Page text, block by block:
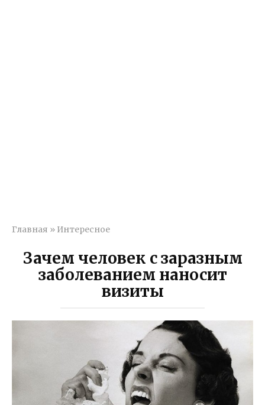
Главная » Интересное
Зачем человек с заразным
заболеванием наносит
визиты